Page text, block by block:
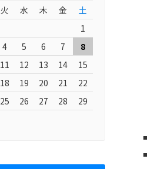
火 水 木 金
土
1
4 5 6 7
8
11 12 13 14
15
18 19 20 21
22
25 26 27 28
29